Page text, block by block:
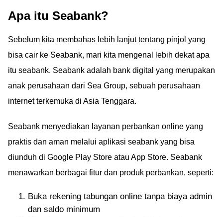
Apa itu Seabank?
Sebelum kita membahas lebih lanjut tentang pinjol yang
bisa cair ke Seabank, mari kita mengenal lebih dekat apa
itu seabank. Seabank adalah bank digital yang merupakan
anak perusahaan dari Sea Group, sebuah perusahaan
internet terkemuka di Asia Tenggara.
Seabank menyediakan layanan perbankan online yang
praktis dan aman melalui aplikasi seabank yang bisa
diunduh di Google Play Store atau App Store. Seabank
menawarkan berbagai fitur dan produk perbankan, seperti:
Buka rekening tabungan online tanpa biaya admin
dan saldo minimum